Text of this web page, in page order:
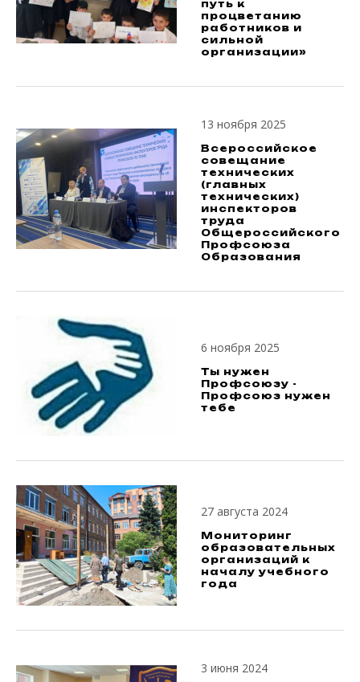
путь к
процветанию
работников и
сильной
организации»
13 ноября 2025
Всероссийское
совещание
технических
(главных
технических)
инспекторов
труда
Общероссийского
Профсоюза
Образования
6 ноября 2025
Ты нужен
Профсоюзу -
Профсоюз нужен
тебе
27 августа 2024
Мониторинг
образовательных
организаций к
началу учебного
года
3 июня 2024